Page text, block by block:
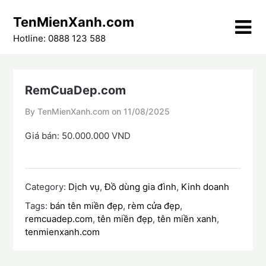
content
TenMienXanh.com
Hotline: 0888 123 588
RemCuaDep.com
By TenMienXanh.com on 11/08/2025
Giá bán: 50.000.000 VND
Category: Dịch vụ,Đồ dùng gia đình, Kinh doanh
Tags: bán tên miền đẹp, rèm cửa đẹp,
remcuadep.com,tên miền đẹp,tên miền xanh,
tenmienxanh.com